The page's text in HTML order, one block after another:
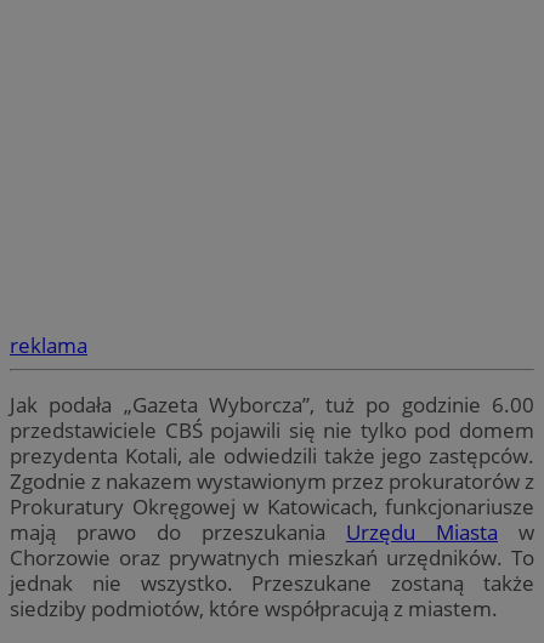
reklama
Jak podała „Gazeta Wyborcza”, tuż po godzinie 6.00
przedstawiciele CBŚ pojawili się nie tylko pod domem
prezydenta Kotali, ale odwiedzili także jego zastępców.
Zgodnie z nakazem wystawionym przez prokuratorów z
Prokuratury Okręgowej w Katowicach, funkcjonariusze
mają prawo do przeszukania Urzędu Miasta w
Chorzowie oraz prywatnych mieszkań urzędników. To
jednak nie wszystko. Przeszukane zostaną także
siedziby podmiotów, które współpracują z miastem.